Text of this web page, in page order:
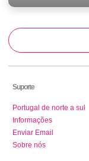
Suporte
Portugal de norte a sul
Informações
Enviar Email
Sobre nós